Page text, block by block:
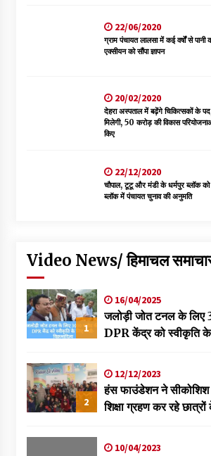
22/06/2020
ग्राम पंचायत लालसा में कई वर्षों से पानी
एक्सीयन को सौंपा ज्ञापन
20/02/2020
देहरा अस्पताल में बढ़ेंगे चिकित्सकों के
मिलेगी, 50 करोड़ की विकास
किए
22/12/2020
चौपाल, टूटू और मंडी के धर्मपुर ब्लॉक
ब्लॉक में पंचायत चुनाव की अनुमति
Video News/ हिमाचल
1
16/04/2025
जलोड़ी जोत टनल के लिए
DPR केंद्र को स्वीकृति
2
12/12/2023
हंस फाउंडेशन ने
शिक्षा ग्रहण कर रहे
10/04/2023